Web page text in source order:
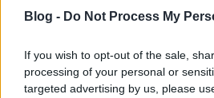
Blog - Do Not Process My
If you wish to opt-out of the sale,
processing of your personal or
targeted advertising by us, please
Újpest és Rákospalota között
közúti felüljáró, hogy kiváltsa a